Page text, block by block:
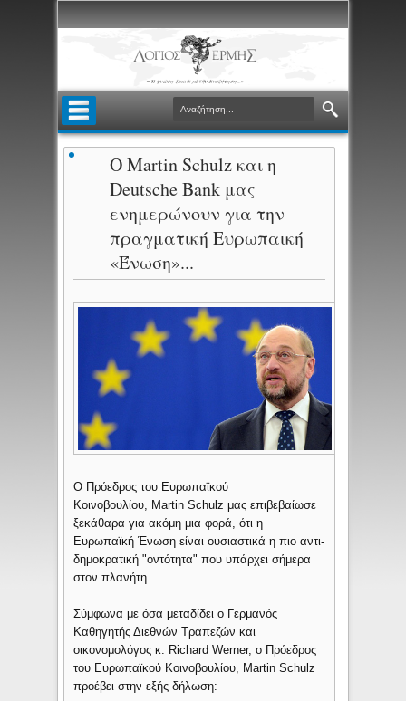
Ο Martin Schulz και η
Deutsche Bank μας
ενημερώνουν για την
πραγματική Ευρωπαική
«Ένωση»...
O Πρόεδρος του Ευρωπαϊκού
Κοινοβουλίου, Martin Schulz μας επιβεβαίωσε
ξεκάθαρα για ακόμη μια φορά, ότι η
Ευρωπαϊκή Ένωση είναι ουσιαστικά η πιο αντι-
δημοκρατική "οντότητα" που υπάρχει σήμερα
στον πλανήτη.
Σύμφωνα με όσα μεταδίδει ο Γερμανός
Καθηγητής Διεθνών Τραπεζών και
οικονομολόγος κ. Richard Werner, ο Πρόεδρος
του Ευρωπαϊκού Κοινοβουλίου, Martin Schulz
προέβει στην εξής δήλωση: